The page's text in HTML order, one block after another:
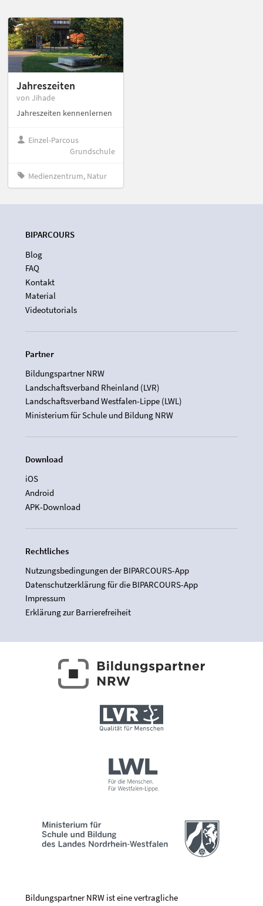
Jahreszeiten
von Jihade
Jahreszeiten kennenlernen
Einzel-Parcous
Grundschule
Medienzentrum, Natur
BIPARCOURS
Blog
FAQ
Kontakt
Material
Videotutorials
Partner
Bildungspartner NRW
Landschaftsverband Rheinland (LVR)
Landschaftsverband Westfalen-Lippe (LWL)
Ministerium für Schule und Bildung NRW
Download
iOS
Android
APK-Download
Rechtliches
Nutzungsbedingungen der BIPARCOURS-App
Datenschutzerklärung für die BIPARCOURS-App
Impressum
Erklärung zur Barrierefreiheit
Bildungspartner NRW ist eine vertragliche